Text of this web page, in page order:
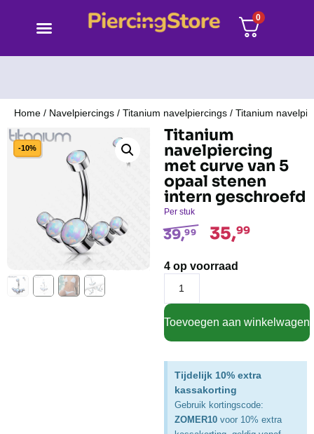
0
Home / Navelpiercings / Titanium navelpiercings / Titanium
-10%
Titanium
navelpiercing
met curve van 5
opaal stenen
intern geschroefd
Per stuk
39,99 35,99
4 op voorraad
Toevoegen aan winkelwagen
Tijdelijk 10% extra
kassakorting
Gebruik kortingscode:
ZOMER10 voor 10% extra